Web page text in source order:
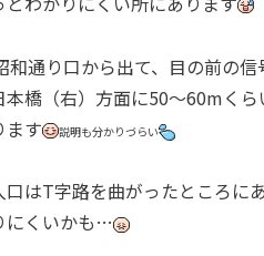
和通り口から出て、目の前の
本橋（右）方面に50～60mく
ます
説明も分かりづらい
口はT字路を曲がったところに
にくいかも…